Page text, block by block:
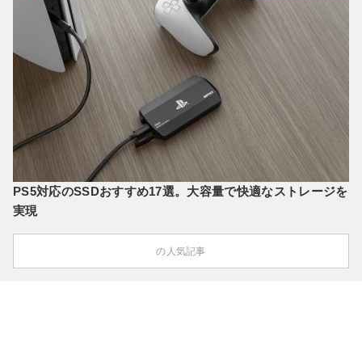
PS5対応のSSDおすすめ17選。大容量で快適なストレージを
実現
の人気記事